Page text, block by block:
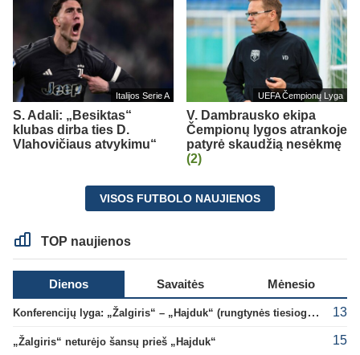
Italijos Serie A
S. Adali: „Besiktas“
klubas dirba ties D.
Vlahovičiaus atvykimu“
UEFA Čempionų Lyga
V. Dambrausko ekipa
Čempionų lygos atrankoje
patyrė skaudžią nesėkmę
(2)
VISOS FUTBOLO NAUJIENOS
TOP naujienos
Dienos Savaitės Mėnesio
Konferencijų lyga: „Žalgiris“ – „Hajduk“ (rungtynės tiesiogiai) 13
„Žalgiris“ neturėjo šansų prieš „Hajduk“ 15